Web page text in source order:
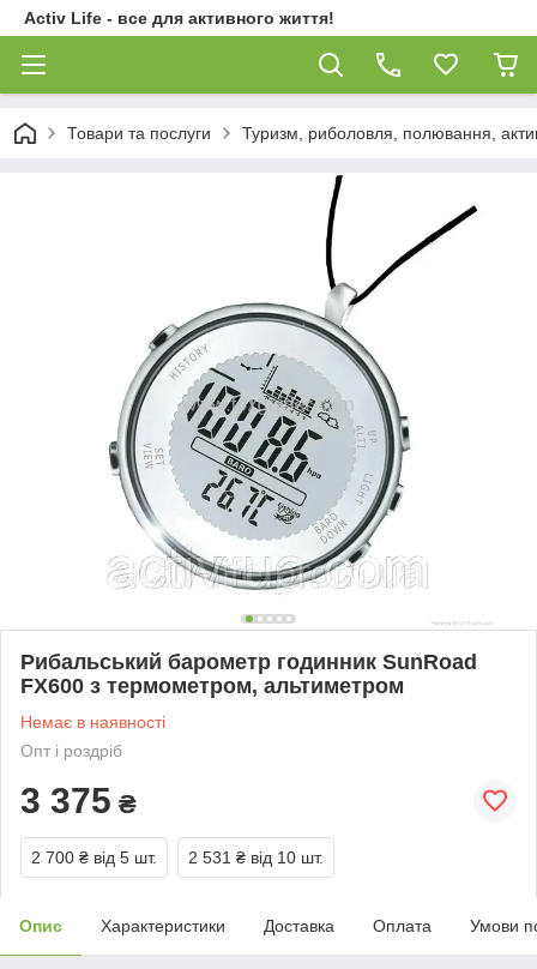
Activ Life - все для активного життя!
Товари та послуги Туризм, риболовля, полювання,
Рибальський барометр годинник SunRoad
FX600 з термометром, альтиметром
Немає в наявності
Опт і роздріб
3 375 ₴
2 700 ₴ від 5 шт. 2 531 ₴ від 10 шт.
Опис Характеристики Доставка Оплата Умови